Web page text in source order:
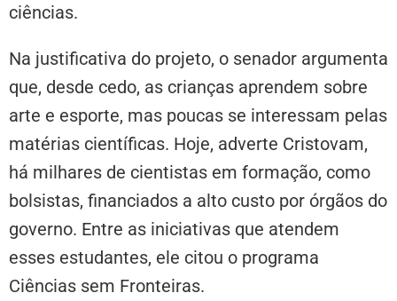
ciências.
Na justificativa do projeto, o senador argumenta
que, desde cedo, as crianças aprendem sobre
arte e esporte, mas poucas se interessam pelas
matérias científicas. Hoje, adverte Cristovam,
há milhares de cientistas em formação, como
bolsistas, financiados a alto custo por órgãos do
governo. Entre as iniciativas que atendem
esses estudantes, ele citou o programa
Ciências sem Fronteiras.